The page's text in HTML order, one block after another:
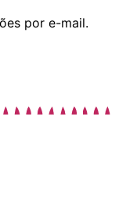
por e-mail.